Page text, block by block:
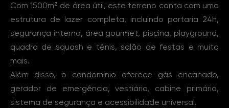
Com 1500m² de área útil, este terreno conta com uma
estrutura de lazer completa, incluindo portaria 24h,
segurança interna, área gourmet, piscina, playground,
quadra de squash e tênis, salão de festas e muito
mais.
Além disso, o condomínio oferece gás encanado,
gerador de emergência, vestiário, cabine primária,
sistema de segurança e acessibilidade universal.